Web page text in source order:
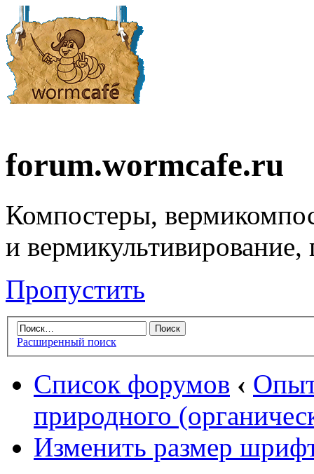
forum.wormcafe.ru
Компостеры,
и
Пропустить
Расширенный поиск
Список форумов ‹
природного
Изменить размер